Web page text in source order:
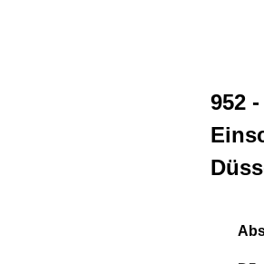
952